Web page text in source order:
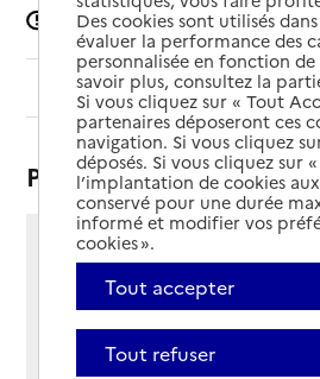
Signaler une erreur
Sommaire
Présentation
Rue Paul Verlaine
- Le Biollay
73000 - Chambéry
Téléphone :
Des cookies sont utilisés
évaluer la performance des
personnalisée en fonction
savoir plus, consultez la
Si vous cliquez sur « Tout
partenaires déposeront ces
navigation. Si vous cliquez
déposés. Si vous cliquez sur
l’implantation de cookies
conservé pour une durée
informé et modifier vos
cookies ».
Tout accepter
Tout refuser